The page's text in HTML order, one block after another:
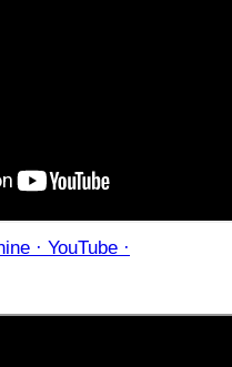
· YouTube ·